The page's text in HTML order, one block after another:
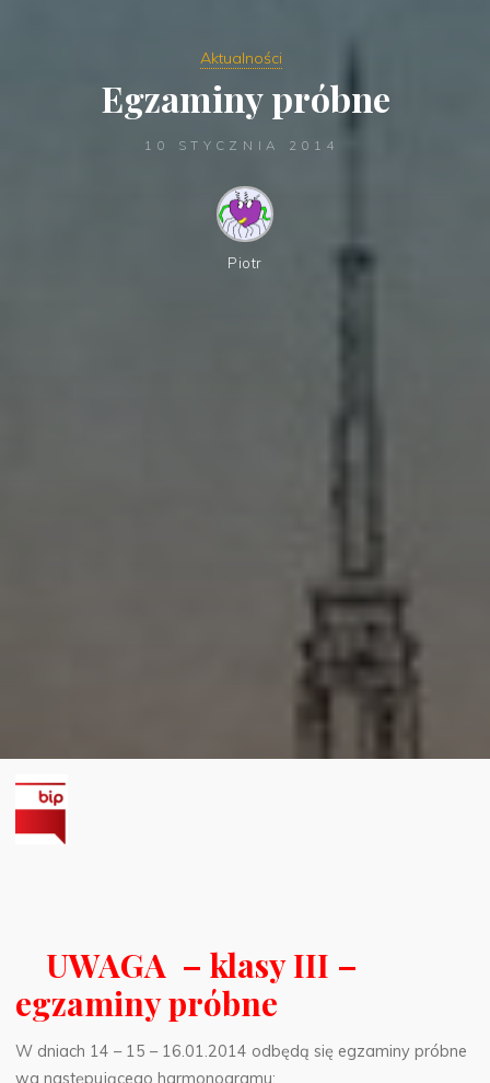
Aktualności
Egzaminy próbne
10 STYCZNIA 2014
Piotr
UWAGA – klasy III –
egzaminy próbne
W dniach 14 – 15 – 16.01.2014 odbędą się egzaminy próbne
wg następującego harmonogramu: